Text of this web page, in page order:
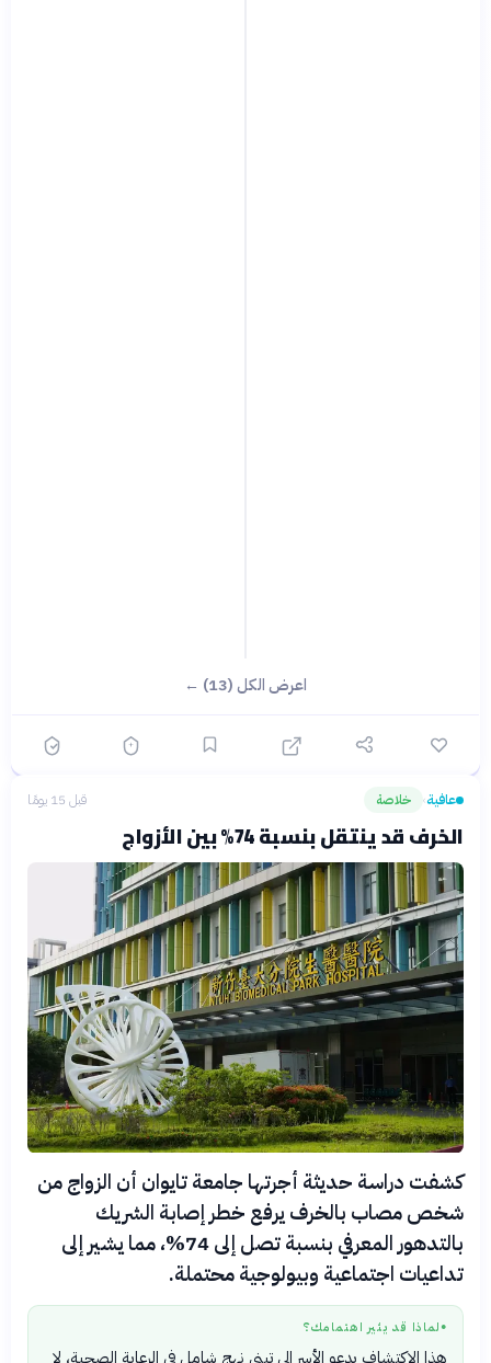
اعرض الكل (13) ←
عافية› خلاصة قبل 15 يومًا
الخرف قد ينتقل بنسبة 74% بين الأزواج
كشفت دراسة حديثة أجرتها جامعة تايوان أن الزواج من
شخص مصاب بالخرف يرفع خطر إصابة الشريك
بالتدهور المعرفي بنسبة تصل إلى 74%، مما يشير إلى
تداعيات اجتماعية وبيولوجية محتملة.
● لماذا قد يثير اهتمامك؟
هذا الاكتشاف يدعو الأسر إلى تبني نهج شامل في الرعاية الصحية، لا